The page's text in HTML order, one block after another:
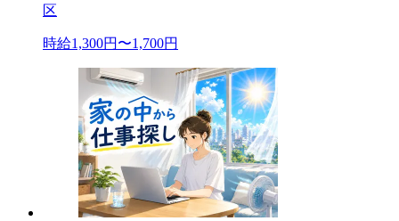
区
時給1,300円〜1,700円